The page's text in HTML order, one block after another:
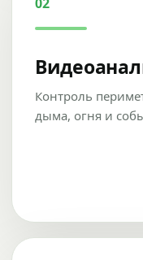
Контроль
дыма, огня и